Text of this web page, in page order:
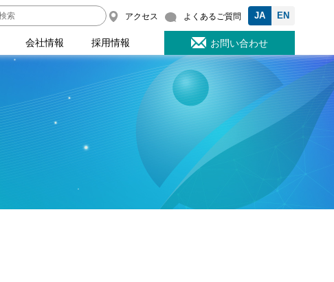
アクセス よくあるご質問 EN
JA
会社情報 採用情報 お問い合わせ